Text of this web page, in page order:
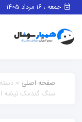
جمعه ، 16 مرداد 1405
صفحه اصلی >
سنگ گندمک تیشه